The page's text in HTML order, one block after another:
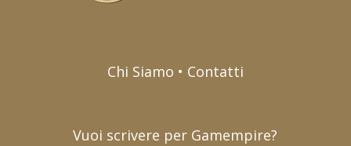
Chi Siamo • Contatti
Vuoi scrivere per Gamempire?